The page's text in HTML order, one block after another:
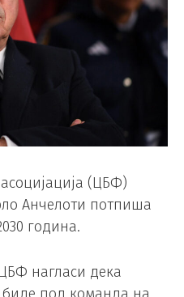
(ЦБФ)
Анчелоти потпиша
година.
нагласи дека